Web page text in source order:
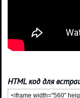
HTML код для